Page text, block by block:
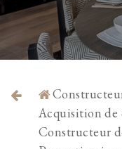
Acquisition de
Constructeur